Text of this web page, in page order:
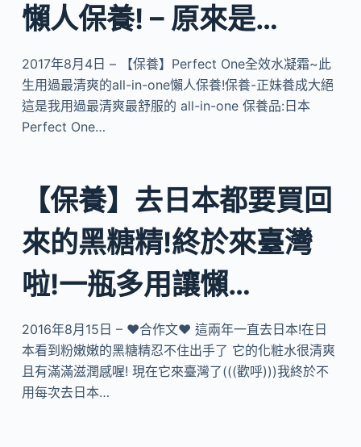
懶人保養! – 原來是…
2017年8月4日 – 【保養】Perfect One全效水凝霜~此
生用過最清爽的all-in-one懶人保養!保養-正妹養成大絕
這是我用過最清爽最舒服的 all-in-one 保養品:日本
Perfect One…
【保養】去日本都要買回
來的黑糖精!終於來臺灣
啦!一瓶多用讓懶…
2016年8月15日 – ♥合作文♥ 這兩年一直去日本!在日
本看到粉嫩嫩的黑糖精忍不住出手了 它的化粧水很清爽
且有滿滿滋潤感喔! 現在它來臺灣了(((歡呼)))我終於不
用每次去日本…